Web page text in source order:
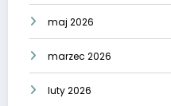
maj 2026
marzec 2026
luty 2026